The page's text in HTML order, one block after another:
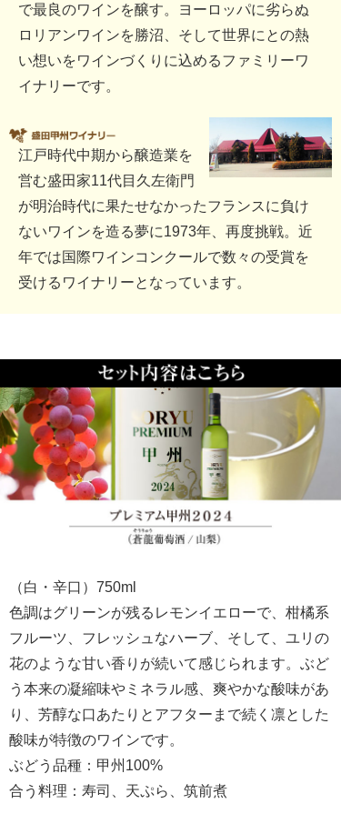
で最良のワインを醸す。ヨーロッパに劣らぬ
ロリアンワインを勝沼、そして世界にとの熱
い想いをワインづくりに込めるファミリーワ
イナリーです。
江戸時代中期から醸造業を
営む盛田家11代目久左衛門
が明治時代に果たせなかったフランスに負け
ないワインを造る夢に1973年、再度挑戦。近
年では国際ワインコンクールで数々の受賞を
受けるワイナリーとなっています。
（白・辛口）750ml
色調はグリーンが残るレモンイエローで、柑橘系
フルーツ、フレッシュなハーブ、そして、ユリの
花のような甘い香りが続いて感じられます。ぶど
う本来の凝縮味やミネラル感、爽やかな酸味があ
り、芳醇な口あたりとアフターまで続く凛とした
酸味が特徴のワインです。
ぶどう品種：甲州100%
合う料理：寿司、天ぷら、筑前煮